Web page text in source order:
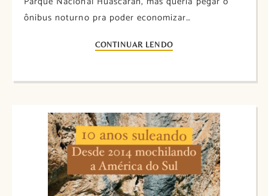
ônibus noturno pra poder economizar…
CONTINUAR LENDO